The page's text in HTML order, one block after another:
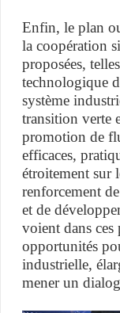
Enfin, le plan
la coopération
proposées,
technologique
système
transition verte
promotion de
efficaces,
étroitement sur
renforcement
et de
voient dans
opportunités
industrielle,
mener un